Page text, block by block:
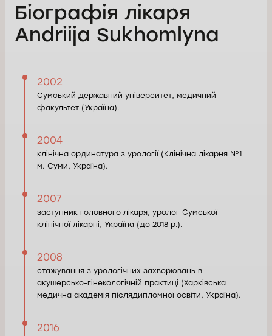
Біографія лікаря
Andriija Sukhomlyna
2002
Сумський державний університет, медичний
факультет (Україна).
2004
клінічна ординатура з урології (Клінічна лікарня №1
м. Суми, Україна).
2007
заступник головного лікаря, уролог Сумської
клінічної лікарні, Україна (до 2018 р.).
2008
стажування з урологічних захворювань в
акушерсько-гінекологічній практиці (Харківська
медична академія післядипломної освіти, Україна).
2016